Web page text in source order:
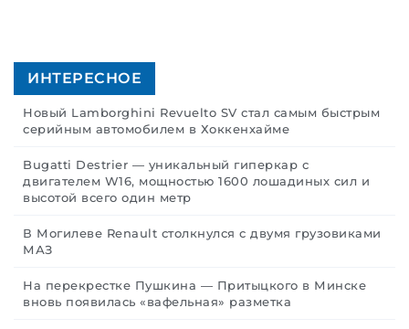
ИНТЕРЕСНОЕ
Новый Lamborghini Revuelto SV стал самым быстрым
серийным автомобилем в Хоккенхайме
Bugatti Destrier — уникальный гиперкар с
двигателем W16, мощностью 1600 лошадиных сил и
высотой всего один метр
В Могилеве Renault столкнулся с двумя грузовиками
МАЗ
На перекрестке Пушкина — Притыцкого в Минске
вновь появилась «вафельная» разметка